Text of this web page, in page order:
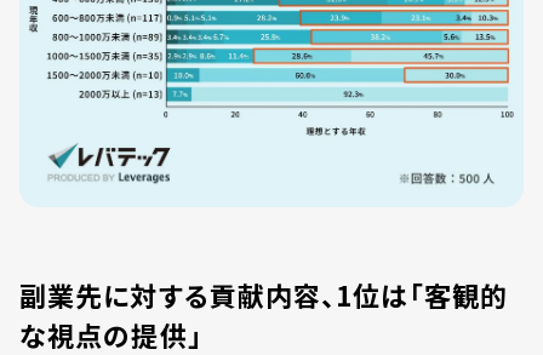
副業先に対する貢献内容、1位は「客観的
な視点の提供」